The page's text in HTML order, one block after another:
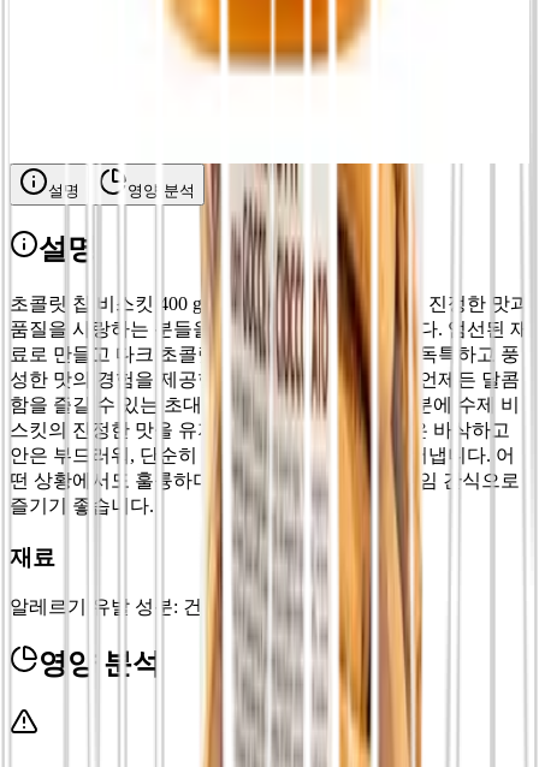
복숭아 엑스트라 잼 320g
설명 영양 분석
설명
초콜릿 칩 비스킷 400 g. 400 g 초콜릿 칩 비스킷은 진정한 맛과
품질을 사랑하는 분들을 위한 완벽한 디저트입니다. 엄선된 재
료로 만들고 다크 초콜릿 칩을 더해, 이 비스킷은 독특하고 풍
성한 맛의 경험을 제공합니다. 한 입마다 하루 중 언제든 달콤
함을 즐길 수 있는 초대장입니다. 전통 레시피 덕분에 수제 비
스킷의 진정한 맛을 유지합니다. 각 조각은 바깥은 바삭하고
안은 부드러워, 단순히 맛있는 식감 대비를 만들어냅니다. 어
떤 상황에서도 훌륭하며, 집, 사무실 또는 커피 타임 간식으로
즐기기 좋습니다.
재료
알레르기 유발 성분: 건과류, 유제품
영양 분석